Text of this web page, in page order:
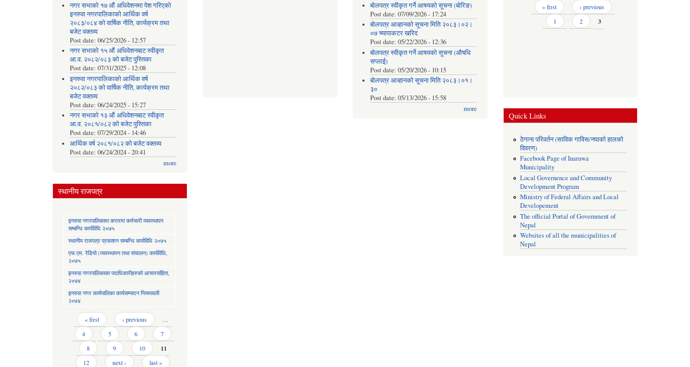
नगर सभाको १७ औं अधिवेशनमा पेश गरिएको
इनरुवा नगरपालिकाको आर्थिक वर्ष
२०८३/०८४ को वार्षिक नीति, कार्यक्रम तथा
बजेट वक्तव्य
Post date: 06/25/2026 - 12:57
नगर सभाको १५ औं अधिवेशनबाट स्वीकृत
आ.व. २०८२/०८३ को बजेट पुस्तिका
Post date: 07/31/2025 - 12:08
इनरुवा नगरपालिकाको आर्थिक वर्ष
२०८२/०८३ को वार्षिक नीति, कार्यक्रम तथा
बजेट वक्तव्य
Post date: 06/24/2025 - 15:27
नगर सभाको १३ औं अधिवेशनबाट स्वीकृत
आ.व. २०८१/०८२ को बजेट पुस्तिका
Post date: 07/29/2024 - 14:46
आर्थिक वर्ष २०८१/०८२ को बजेट वक्तव्य
Post date: 06/24/2024 - 20:41
more
स्थानीय राजपत्र
इनरुवा नगरपालिकामा करारमा कर्मचारी व्यवस्थापन
सम्बन्धि कार्यविधि २०७५
स्थानीय राजपत्र प्रकाशन सम्बन्धि कार्यविधि २०७५
एफ.एम. रेडियो (व्यवस्थापन तथा संचालन) कार्यविधि,
२०७५
इनरुवा नगरपालिकाका पदाधिकारीहरुको आचारसंहिता,
२०७४
इनरुवा नगर कार्यपालिका कार्यसम्पादन नियमावली
२०७४
Pages « first ‹ previous
…
4
5 6
7
8
9 10 11
12 next › last »
बोलपत्र स्वीकृत गर्ने आषयको सूचना (बोरिङ)
Post date: 07/09/2026 - 17:24
बोलपत्र आव्हानको सूचना मिति २०८३।०२।
०७ च्यापाकटर खरिद
Post date: 05/22/2026 - 12:36
बोलपत्र स्वीकृत गर्ने आषयको सूचना (औषधि
सप्लाई)
Post date: 05/20/2026 - 10:15
बोलपत्र आव्हानको सूचना मिति २०८३।०१।
३०
Post date: 05/13/2026 - 15:58
more
Pages « first
‹ previous
1
2 3
Quick Links
ठेगाना परिवर्तन (साविक गाविस/नपाको हालको
विवरण)
Facebook Page of Inaruwa
Municipality
Local Governence and Community
Development Program
Ministry of Federal Affairs and Local
Developement
The official Portal of Government of
Nepal
Websites of all the municipalities of
Nepal